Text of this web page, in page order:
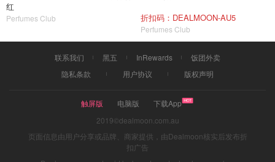
红
Perfumes Club
折扣码：DEALMOON-AU5
Perfumes Club
联系我们 黑五 InRewards
饭团外卖
隐私条款
用户协议 版权声明
触屏版 电脑版
下载App
2019©dealmoon.com.au
页面信息由用户分享或品牌、商家提供，由Dealmoon核实后发布折
扣广告